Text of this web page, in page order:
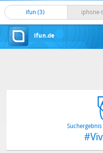
ifun (3) iphone-
ifun.de